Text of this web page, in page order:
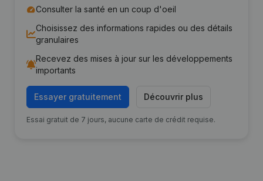
Consulter la santé en un coup d'oeil
Choisissez des informations rapides ou des détails
granulaires
Recevez des mises à jour sur les développements
importants
Essayer gratuitement Découvrir plus
Essai gratuit de 7 jours, aucune carte de crédit requise.